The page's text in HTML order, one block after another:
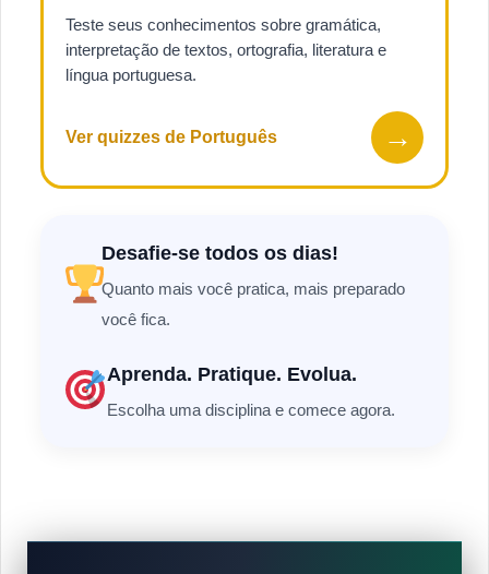
Teste seus conhecimentos sobre gramática,
interpretação de textos, ortografia, literatura e
língua portuguesa.
Ver quizzes de Português →
Desafie-se todos os dias!
Quanto mais você pratica, mais preparado
você fica.
Aprenda. Pratique. Evolua.
Escolha uma disciplina e comece agora.